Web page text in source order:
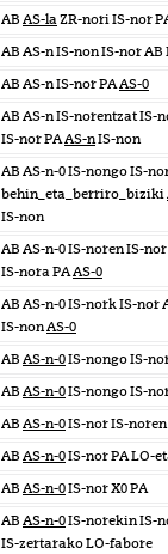
AB AS-laZR-nori IS-nor
AB AS-n IS-non IS-nor AB
AB AS-n IS-nor PAAS-0
AB AS-n IS-norentzat IS-
IS-nor PAAS-nIS-non
AB AS-n-0 IS-nongo IS-
behin_eta_berriro_biziki
IS-non
AB AS-n-0 IS-noren IS-
IS-nora PAAS-0
AB AS-n-0 IS-nork IS-nor
IS-nonAS-0
AB AS-n-0IS-nongo IS-
AB AS-n-0IS-nongo IS-
AB AS-n-0IS-nor IS-
AB AS-n-0IS-nor PA LO-
AB AS-n-0IS-nor X0 PA
AB AS-n-0IS-norekin IS-
IS-zertarako LO-fabore